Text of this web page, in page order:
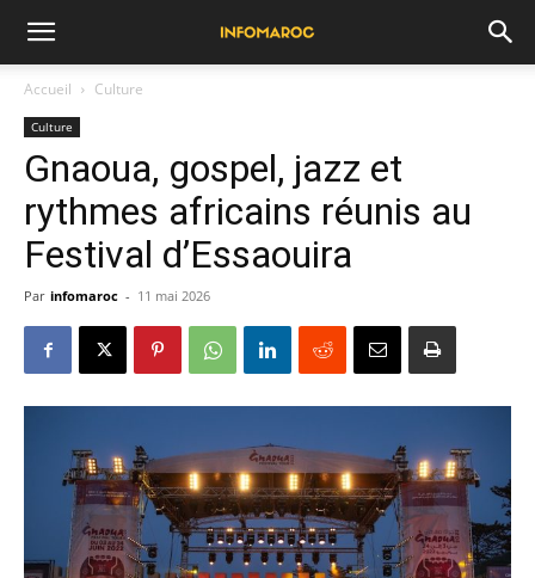
Accueil Culture
Culture
Gnaoua, gospel, jazz et
rythmes africains réunis au
Festival d’Essaouira
Par infomaroc - 11 mai 2026